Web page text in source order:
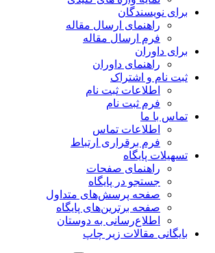
برای نویسندگان
راهنمای ارسال مقاله
فرم ارسال مقاله
برای داوران
راهنمای داوران
ثبت نام و اشتراک
اطلاعات ثبت نام
فرم ثبت نام
تماس با ما
اطلاعات تماس
فرم برقراری ارتباط
تسهیلات پایگاه
راهنمای صفحات
جستجو در پایگاه
صفحه پرسش‌های متداول
صفحه برترین‌های پایگاه
اطلاع‌رسانی به دوستان
بایگانی مقالات زیر چاپ